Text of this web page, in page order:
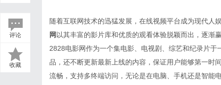
评论
收藏
随着互联网技术的迅猛发展，在线视频平台成为现代人
网 以其丰富的影片库和优质的观看体验脱颖而出，逐渐
2828电影网作为一个集电影、电视剧、综艺和纪录片
品，还不断更新最新上线的内容，保证用户能够第一时
流畅，支持多终端访问，无论是在电脑、手机还是智能